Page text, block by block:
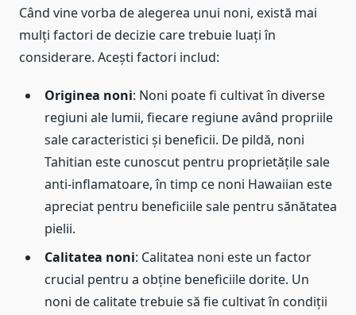
Când vine vorba de alegerea unui noni, există mai
mulți factori de decizie care trebuie luați în
considerare. Acești factori includ:
Originea noni: Noni poate fi cultivat în diverse
regiuni ale lumii, fiecare regiune având propriile
sale caracteristici și beneficii. De pildă, noni
Tahitian este cunoscut pentru proprietățile sale
anti-inflamatoare, în timp ce noni Hawaiian este
apreciat pentru beneficiile sale pentru sănătatea
pielii.
Calitatea noni: Calitatea noni este un factor
crucial pentru a obține beneficiile dorite. Un
noni de calitate trebuie să fie cultivat în condiții